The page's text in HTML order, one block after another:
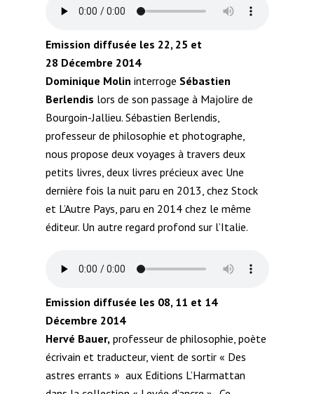
Emission diffusée les 22, 25 et
28 Décembre 2014
Dominique Molin interroge Sébastien
Berlendis lors de son passage à Majolire de
Bourgoin-Jallieu. Sébastien Berlendis,
professeur de philosophie et photographe,
nous propose deux voyages à travers deux
petits livres, deux livres précieux avec Une
dernière fois la nuit paru en 2013, chez Stock
et L’Autre Pays, paru en 2014 chez le même
éditeur. Un autre regard profond sur l’Italie.
Emission diffusée les 08, 11 et 14
Décembre 2014
Hervé Bauer, professeur de philosophie, poète
écrivain et traducteur, vient de sortir « Des
astres errants » aux Editions L’Harmattan